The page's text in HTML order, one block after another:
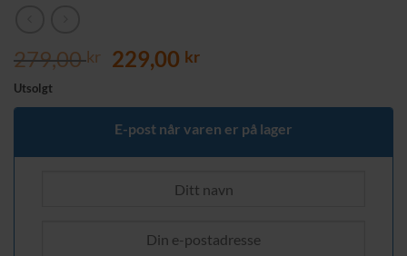
279,00kr Opprinnelig
var:
279,00 kr.
229,00 krNåværende
er:
229,00 kr.
Utsolgt
E-post når varen er på lager